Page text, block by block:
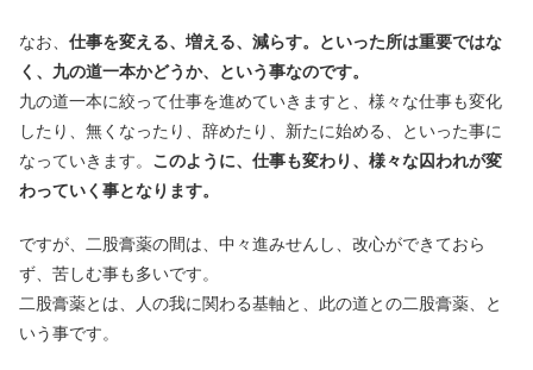
なお、 仕事を変える、増える、減らす。といった所は重要ではな
く、九の道一本かどうか、という事なのです。
九の道一本に絞って仕事を進めていきますと、様々な仕事も変化
したり、無くなったり、辞めたり、新たに始める、といった事に
なっていきます。 このように、仕事も変わり、様々な囚われが変
わっていく事となります。
ですが、二股膏薬の間は、中々進みせんし、改心ができておら
ず、苦しむ事も多いです。
二股膏薬とは、人の我に関わる基軸と、此の道との二股膏薬、と
いう事です。